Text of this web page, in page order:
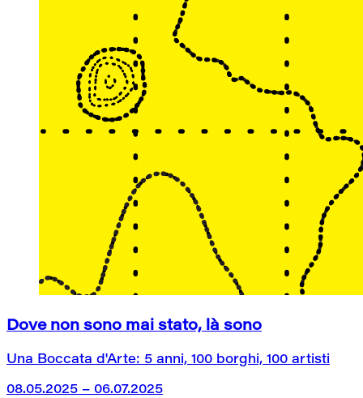
Dove non sono mai stato, là sono
Una Boccata d'Arte: 5 anni, 100 borghi, 100 artisti
08.05.2025 – 06.07.2025